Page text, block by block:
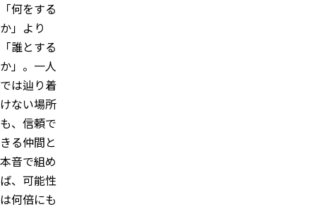
「何をする
か」より
「誰とする
か」。一人
では辿り着
けない場所
も、信頼で
きる仲間と
本音で組め
ば、可能性
は何倍にも